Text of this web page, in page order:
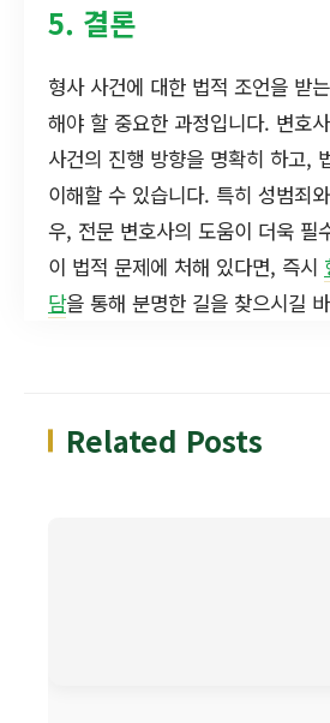
5. 결론
형사 사건에 대한 법적 조언을 받
해야 할 중요한 과정입니다. 변호
사건의 진행 방향을 명확히 하고,
이해할 수 있습니다. 특히 성범죄
우, 전문 변호사의 도움이 더욱 필
이 법적 문제에 처해 있다면, 즉시
담을 통해 분명한 길을 찾으시길
Related Posts